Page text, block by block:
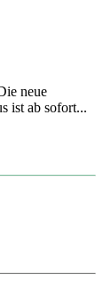
neue
ist ab sofort...